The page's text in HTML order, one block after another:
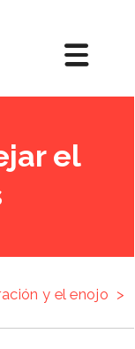
el
y el enojo >